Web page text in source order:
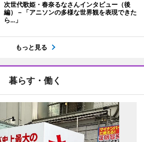
次世代歌姫・春奈るなさんインタビュー（後
編）－「アニソンの多様な世界観を表現できた
ら…」
もっと見る
暮らす・働く